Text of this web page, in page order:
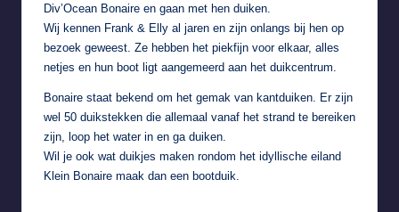
Div’Ocean Bonaire en gaan met hen duiken.
Wij kennen Frank & Elly al jaren en zijn onlangs bij hen op
bezoek geweest. Ze hebben het piekfijn voor elkaar, alles
netjes en hun boot ligt aangemeerd aan het duikcentrum.
Bonaire staat bekend om het gemak van kantduiken. Er zijn
wel 50 duikstekken die allemaal vanaf het strand te bereiken
zijn, loop het water in en ga duiken.
Wil je ook wat duikjes maken rondom het idyllische eiland
Klein Bonaire maak dan een bootduik.